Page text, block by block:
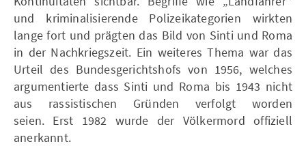
und kriminalisierende Polizeikategorien wirkten
lange fort und prägten das Bild von Sinti und Roma
in der Nachkriegszeit. Ein weiteres Thema war das
Urteil des Bundesgerichtshofs von 1956, welches
argumentierte dass Sinti und Roma bis 1943 nicht
aus rassistischen Gründen verfolgt worden
seien. Erst 1982 wurde der Völkermord offiziell
anerkannt.